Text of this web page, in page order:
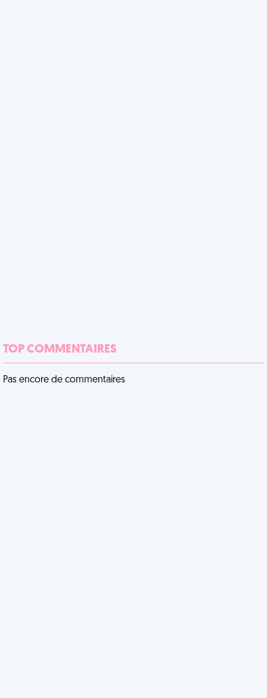
TOP COMMENTAIRES
Pas encore de commentaires